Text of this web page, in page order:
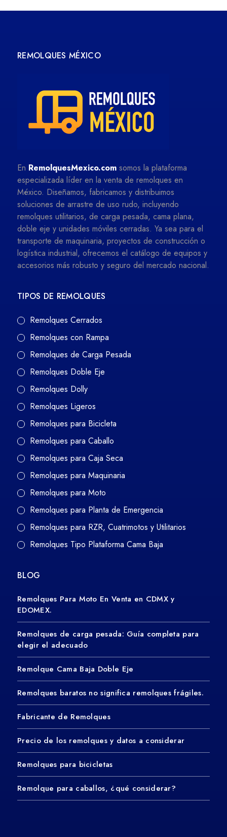
REMOLQUES MÉXICO
En RemolquesMexico.com somos la plataforma
especializada líder en la venta de remolques en
México. Diseñamos, fabricamos y distribuimos
soluciones de arrastre de uso rudo, incluyendo
remolques utilitarios, de carga pesada, cama plana,
doble eje y unidades móviles cerradas. Ya sea para el
transporte de maquinaria, proyectos de construcción o
logística industrial, ofrecemos el catálogo de equipos y
accesorios más robusto y seguro del mercado nacional.
TIPOS DE REMOLQUES
Remolques Cerrados
Remolques con Rampa
Remolques de Carga Pesada
Remolques Doble Eje
Remolques Dolly
Remolques Ligeros
Remolques para Bicicleta
Remolques para Caballo
Remolques para Caja Seca
Remolques para Maquinaria
Remolques para Moto
Remolques para Planta de Emergencia
Remolques para RZR, Cuatrimotos y Utilitarios
Remolques Tipo Plataforma Cama Baja
BLOG
Remolques Para Moto En Venta en CDMX y
EDOMEX.
Remolques de carga pesada: Guía completa para
elegir el adecuado
Remolque Cama Baja Doble Eje
Remolques baratos no significa remolques frágiles.
Fabricante de Remolques
Precio de los remolques y datos a considerar
Remolques para bicicletas
Remolque para caballos, ¿qué considerar?